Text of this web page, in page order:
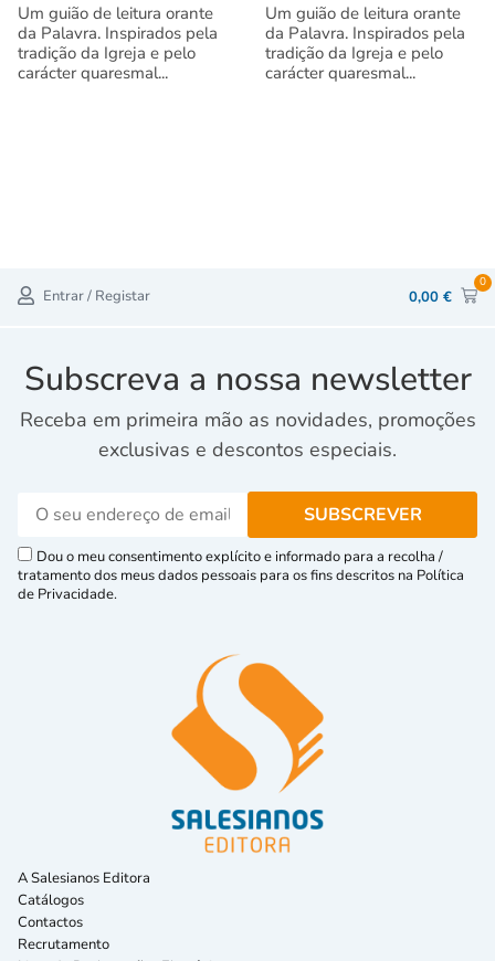
Um guião de leitura orante
da Palavra. Inspirados pela
tradição da Igreja e pelo
carácter quaresmal...
Um guião de leitura orante
da Palavra. Inspirados pela
tradição da Igreja e pelo
carácter quaresmal...
Entrar / Registar 0,00 €
0
Subscreva a nossa newsletter
Receba em primeira mão as novidades, promoções
exclusivas e descontos especiais.
Dou o meu consentimento explícito e informado para a recolha /
tratamento dos meus dados pessoais para os fins descritos na Política
de Privacidade.
A Salesianos Editora
Catálogos
Contactos
Recrutamento